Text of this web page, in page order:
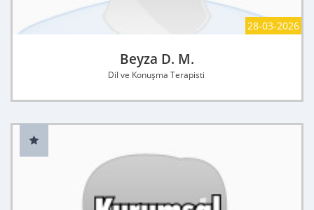
28-03-2026
Beyza D. M.
Dil ve Konuşma Terapisti